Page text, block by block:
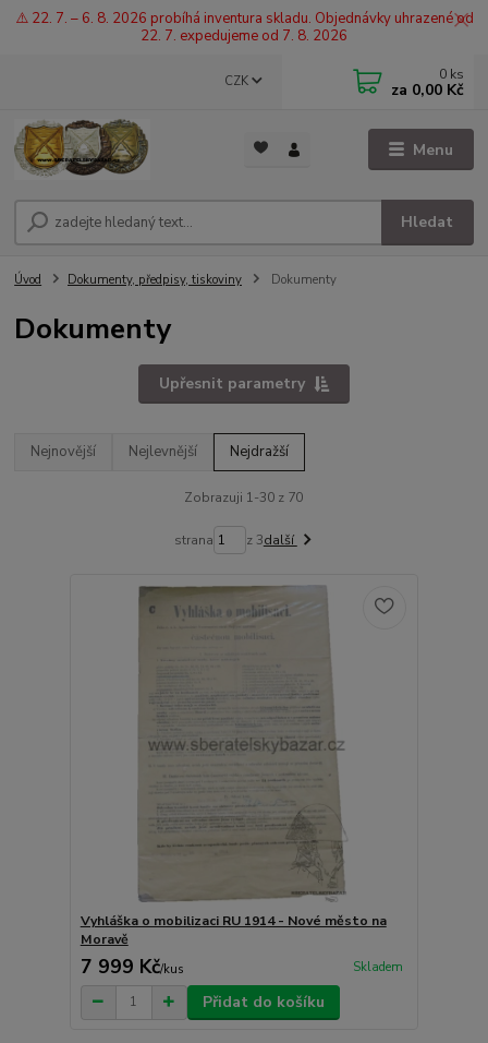
⚠️ 22. 7. – 6. 8. 2026 probíhá inventura skladu. Objednávky uhrazené od
22. 7. expedujeme od 7. 8. 2026
Menu
CZK
Hledat
0 ks
za 0,00 Kč
Úvod Dokumenty, předpisy, tiskoviny Dokumenty
Dokumenty
Upřesnit parametry
Nejnovější Nejlevnější Nejdražší
Zobrazuji 1-30 z 70
strana z 3další
Vyhláška o mobilizaci RU 1914 - Nové město na
Moravě
7 999 Kč/kus Skladem
Přidat do košíku